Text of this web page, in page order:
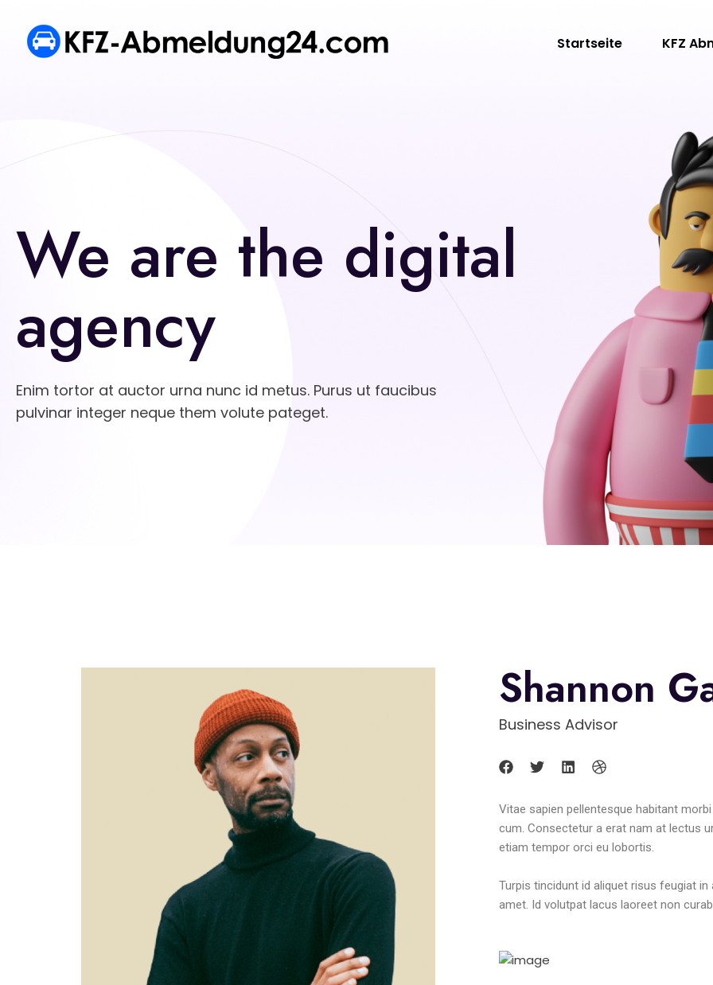
Startseite KFZ
We are the digital
agency
Enim tortor at auctor urna nunc id metus. Purus ut faucibus
pulvinar integer neque them volute pateget.
Shannon
Business Advisor
Vitae sapien pellentesque habitant
cum. Consectetur a erat nam at lectus
etiam tempor orci eu lobortis.
Turpis tincidunt id aliquet risus feugiat
amet. Id volutpat lacus laoreet non